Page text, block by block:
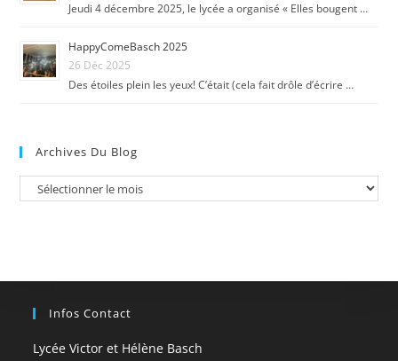
Jeudi 4 décembre 2025, le lycée a organisé « Elles bougent …
HappyComeBasch 2025
26 Déc 2025
Des étoiles plein les yeux! C’était (cela fait drôle d’écrire …
Archives Du Blog
Infos Contact
Lycée Victor et Hélène Basch